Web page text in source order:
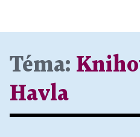
Téma:
Havla